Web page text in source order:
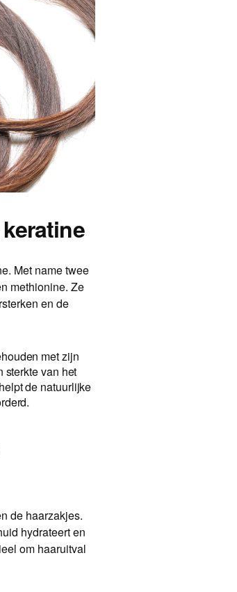
Met name twee
methionine. Ze
en de
met zijn
sterkte van het
de natuurlijke
de haarzakjes.
hydrateert en
om haaruitval